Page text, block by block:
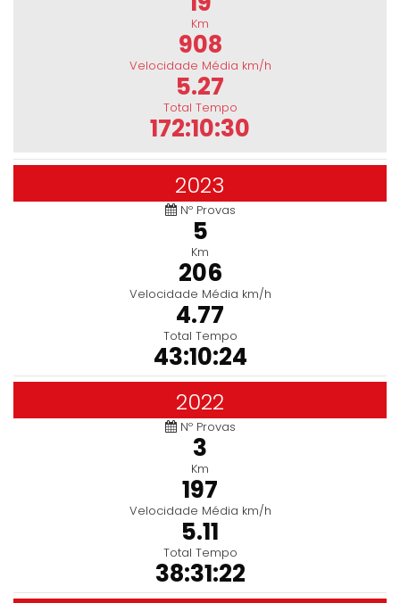
Km
908
Velocidade Média km/h
5.27
Total Tempo
172:10:30
2023
Nº Provas
5
Km
206
Velocidade Média km/h
4.77
Total Tempo
43:10:24
2022
Nº Provas
3
Km
197
Velocidade Média km/h
5.11
Total Tempo
38:31:22